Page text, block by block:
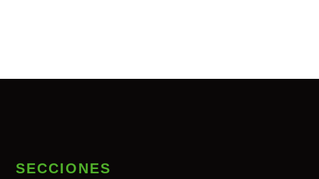
SECCIONES